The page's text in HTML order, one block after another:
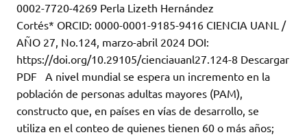
0002-7720-4269 Perla Lizeth Hernández
Cortés* ORCID: 0000-0001-9185-9416 CIENCIA UANL /
AÑO 27, No.124, marzo-abril 2024 DOI:
https://doi.org/10.29105/cienciauanl27.124-8 Descargar
PDF A nivel mundial se espera un incremento en la
población de personas adultas mayores (PAM),
constructo que, en países en vías de desarrollo, se
utiliza en el conteo de quienes tienen 60 o más años;